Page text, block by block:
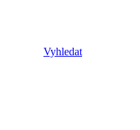
Vyhledat